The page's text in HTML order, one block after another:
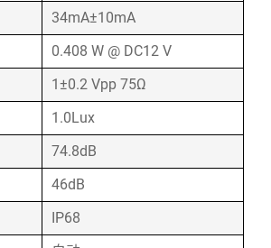
34mA±10mA
0.408 W @ DC12 V
1±0.2 Vpp 75Ω
1.0Lux
74.8dB
46dB
IP68